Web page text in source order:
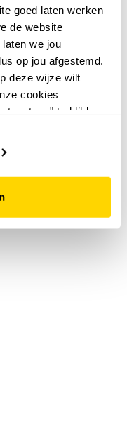
goed laten werken
de website
we jou
op jou afgestemd.
deze wijze wilt
cookies
toestaan" te klikken.